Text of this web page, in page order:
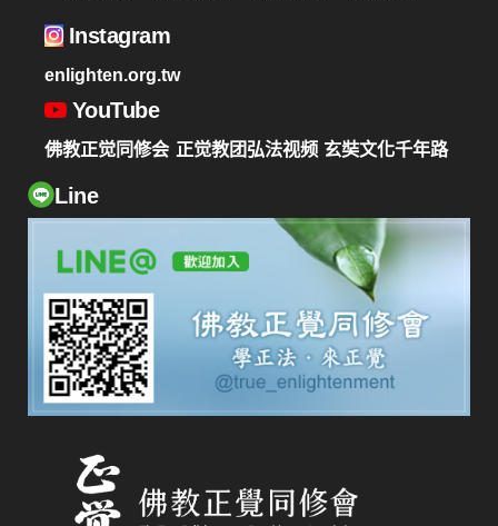
Instagram
enlighten.org.tw
YouTube
佛教正觉同修会 正觉教团弘法视频 玄奘文化千年路
Line